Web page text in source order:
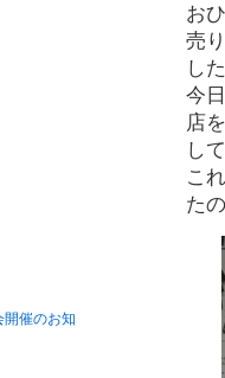
開催のお知
お
売
し
今
店
し
こ
た